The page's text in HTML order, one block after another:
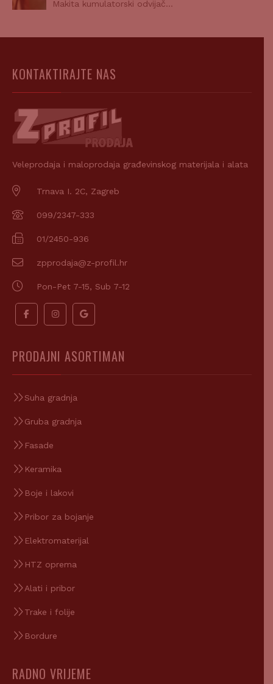
Makita kumulatorski odvijač…
KONTAKTIRAJTE NAS
Veleprodaja i maloprodaja građevinskog materijala i alata
Trnava I. 2C, Zagreb
099/2347-333
01/2450-936
zpprodaja@z-profil.hr
Pon-Pet 7-15, Sub 7-12
PRODAJNI ASORTIMAN
Suha gradnja
Gruba gradnja
Fasade
Keramika
Boje i lakovi
Pribor za bojanje
Elektromaterijal
HTZ oprema
Alati i pribor
Trake i folije
Bordure
RADNO VRIJEME